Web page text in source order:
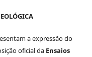
a expressão do
oficial da Ensaios